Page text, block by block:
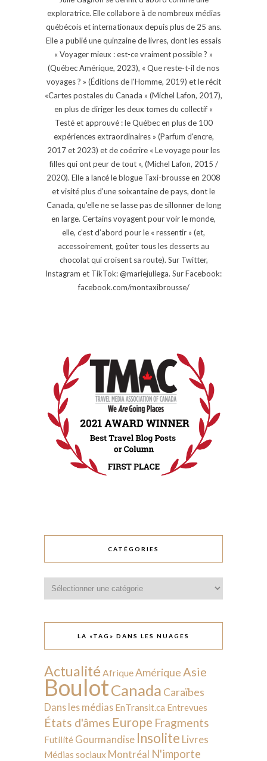
exploratrice. Elle collabore à de nombreux médias
québécois et internationaux depuis plus de 25 ans.
Elle a publié une quinzaine de livres, dont les essais
« Voyager mieux : est-ce vraiment possible ? »
(Québec Amérique, 2023), « Que reste-t-il de nos
voyages ? » (Éditions de l'Homme, 2019) et le récit
«Cartes postales du Canada » (Michel Lafon, 2017),
en plus de diriger les deux tomes du collectif «
Testé et approuvé : le Québec en plus de 100
expériences extraordinaires » (Parfum d'encre,
2017 et 2023) et de coécrire « Le voyage pour les
filles qui ont peur de tout », (Michel Lafon, 2015 /
2020). Elle a lancé le blogue Taxi-brousse en 2008
et visité plus d'une soixantaine de pays, dont le
Canada, qu'elle ne se lasse pas de sillonner de long
en large. Certains voyagent pour voir le monde,
elle, c’est d’abord pour le « ressentir » (et,
accessoirement, goûter tous les desserts au
chocolat qui croisent sa route). Sur Twitter,
Instagram et TikTok: @mariejuliega. Sur Facebook:
facebook.com/montaxibrousse/
CATÉGORIES
LA «TAG» DANS LES NUAGES
Actualité AfriqueAmérique Asie
BoulotCanada Caraïbes
Dans les médias EnTransit.ca Entrevues
États d'âmes Europe Fragments
Futilité Gourmandise Insolite Livres
Médias sociaux Montréal N'importe